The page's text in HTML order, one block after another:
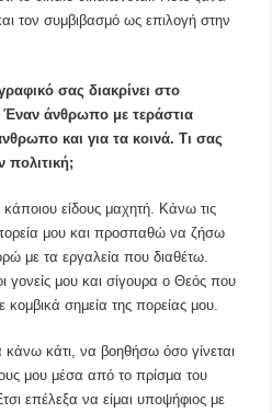
τον συμβιβασμό ως επιλογή στην
σας διακρίνει στο
άνθρωπο με τεράστια
και για τα κοινά. Τι σας
πολιτική;
είδους μαχητή. Κάνω τις
μου και προσπαθώ να ζήσω
με τα εργαλεία που διαθέτω.
γονείς μου και σίγουρα ο Θεός που
κομβικά σημεία της πορείας μου.
κάτι, να βοηθήσω όσο γίνεται
μου μέσα από το πρίσμα του
επέλεξα να είμαι υποψήφιος με